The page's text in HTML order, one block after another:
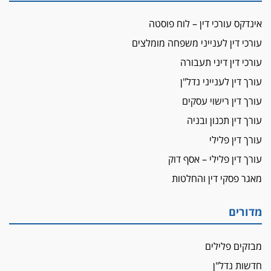
פיקטיביות בשם פלסטינים
על המידתיות
ביה"ד המשמעתי ביטל השעיה לצמיתות של
עורכת-דין שהביעה שמחה ב-7 באוקטובר
אשם
עו"ד הלל בבייב הורשע בהונאת עשרות לקוחות,
ההסדר: 7-9 שנות מאסר
דין ומקרקעין
עורך דין ברמת השרון נחקר בחשד למרמה בעסקת
תובעת משטרתית פוטרה בחשד לעישון סמים
שנחשף בפעילות בלשים בטלגרם
לא בכל יום
אינדקס עורכי דין – לוח פוסטה
עורכי דין לענייני משפחה מומלצים
עורכי דין דיני תעבורה
עורך דין לענייני נדל"ן
עורך דין רישוי עסקים
עורך דין תכנון ובניה
עורך דין פלילי
עורך דין פלילי – אסף דוק
מאגר פסקי דין והחלטות
מדורים
מבזקים פלילים
חדשות נדל"ן